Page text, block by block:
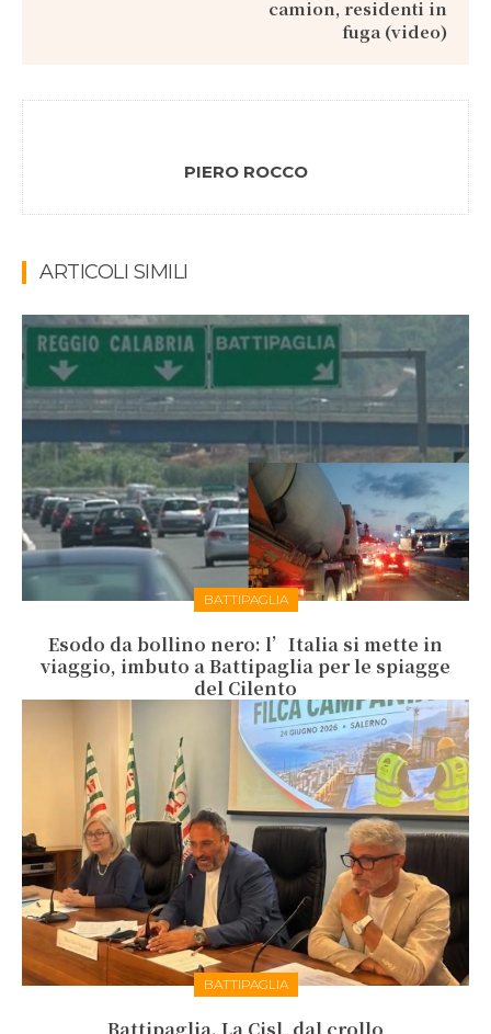
camion, residenti in
fuga (video)
PIERO ROCCO
ARTICOLI SIMILI
BATTIPAGLIA
Esodo da bollino nero: l’Italia si mette in
viaggio, imbuto a Battipaglia per le spiagge
del Cilento
BATTIPAGLIA
Battipaglia. La Cisl, dal crollo